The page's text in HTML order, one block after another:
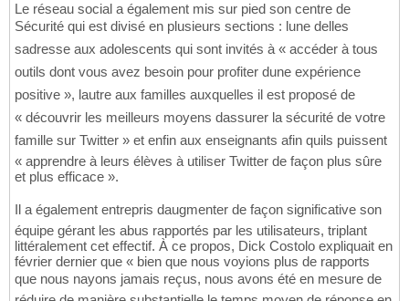
Le réseau social a également mis sur pied son centre de
Sécurité qui est divisé en plusieurs sections : lune delles
sadresse aux adolescents qui sont invités à « accéder à tous
outils dont vous avez besoin pour profiter dune expérience
positive », lautre aux familles auxquelles il est proposé de
« découvrir les meilleurs moyens dassurer la sécurité de votre
famille sur Twitter » et enfin aux enseignants afin quils puissent
« apprendre à leurs élèves à utiliser Twitter de façon plus sûre
et plus efficace ».
Il a également entrepris daugmenter de façon significative son
équipe gérant les abus rapportés par les utilisateurs, triplant
littéralement cet effectif. À ce propos, Dick Costolo expliquait en
février dernier que « bien que nous voyions plus de rapports
que nous nayons jamais reçus, nous avons été en mesure de